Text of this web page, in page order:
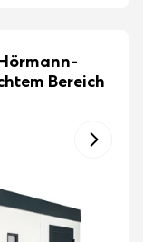
Bereich